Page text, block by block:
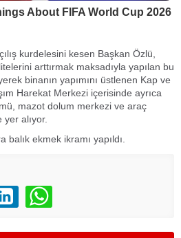
kurdelesini kesen Başkan Özlü,
arttırmak maksadıyla yapılan bu
binanın yapımını üstlenen Kap ve
Harekat Merkezi içerisinde ayrıca
mazot dolum merkezi ve araç
alıyor.
balık ekmek ikramı yapıldı.